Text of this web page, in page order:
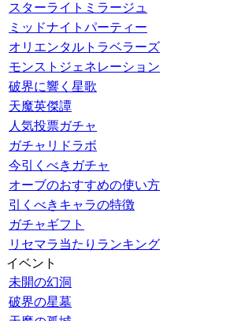
スターライトミラージュ
ミッドナイトパーティー
オリエンタルトラベラーズ
モンストジェネレーション
破界に響く星歌
天魔英傑譚
人気投票ガチャ
ガチャリドラボ
今引くべきガチャ
オーブのおすすめの使い方
引くべきキャラの特徴
ガチャギフト
リセマラ当たりランキング
イベント
未開の幻洞
破界の星墓